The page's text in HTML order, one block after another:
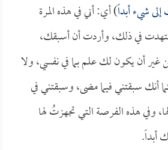
شيء أبداً) أي: أني في هذه المرة
في ذلك، وأردت أن أسبقك،
أن يكون لك علم بما في نفسي، ولا
أنك سبقتني فيما مضى، وسبقتني في
وفي هذه الفرصة التي تجهزتُ لها
أبداً.